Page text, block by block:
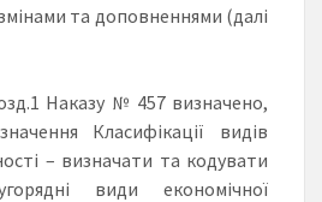
та доповненнями (далі
Наказу № 457 визначено,
Класифікації видів
– визначати та кодувати
види економічної